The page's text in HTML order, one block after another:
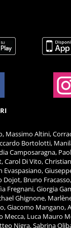
Massimo Altini,
Bortolotti,
Camposaragna,
Carol Di Vito,
Evaspasiano,
Dojot, Bruno
Fregnani, Giorgia
Ghignone,
Giacomo Mangano,
Mecca, Luca Mauro
Nigra, Sabrina